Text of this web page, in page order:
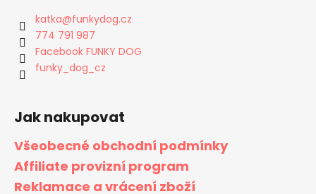
katka@funkydog.cz
774 791 987
Facebook FUNKY DOG
funky_dog_cz
Jak nakupovat
Všeobecné obchodní podmínky
Affiliate provizní program
Reklamace a vrácení zboží